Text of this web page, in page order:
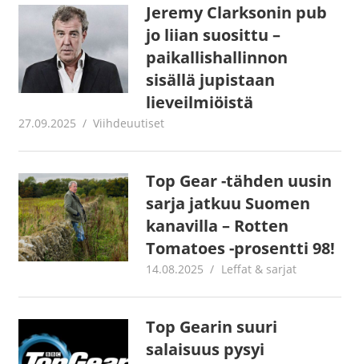
Jeremy Clarksonin pub
jo liian suosittu –
paikallishallinnon
sisällä jupistaan
lieveilmiöistä
27.09.2025 Juha Kaunisto
Viihdeuutiset
Top Gear -tähden uusin
sarja jatkuu Suomen
kanavilla – Rotten
Tomatoes -prosentti 98!
14.08.2025 Jouni Hirn
Leffat & sarjat
Top Gearin suuri
salaisuus pysyi